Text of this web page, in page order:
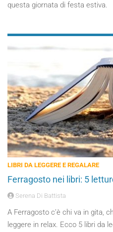
questa giornata di festa estiva.
LIBRI DA LEGGERE E REGALARE
Ferragosto nei libri: 5
Serena Di Battista
A Ferragosto c’è chi va in gita,
leggere in relax. Ecco 5 libri da